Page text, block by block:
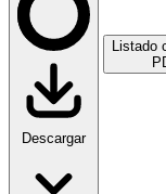
Descargar
Listado